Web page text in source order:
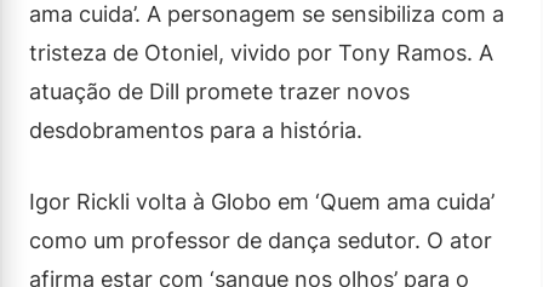
ama cuida’. A personagem se sensibiliza com a
tristeza de Otoniel, vivido por Tony Ramos. A
atuação de Dill promete trazer novos
desdobramentos para a história.
Igor Rickli volta à Globo em ‘Quem ama cuida’
como um professor de dança sedutor. O ator
afirma estar com ‘sangue nos olhos’ para o